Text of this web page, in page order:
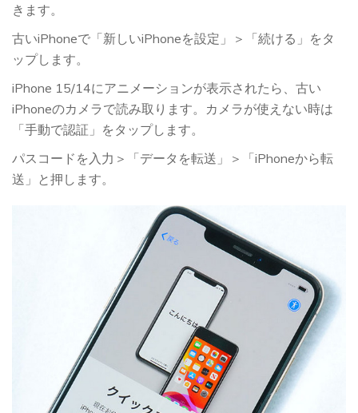
きます。
古いiPhoneで「新しいiPhoneを設定」＞「続ける」をタ
ップします。
iPhone 15/14にアニメーションが表示されたら、古い
iPhoneのカメラで読み取ります。カメラが使えない時は
「手動で認証」をタップします。
パスコードを入力＞「データを転送」＞「iPhoneから転
送」と押します。